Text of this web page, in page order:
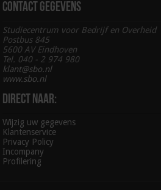
Contact gegevens
Studiecentrum voor Bedrijf en Overheid
Postbus 845
5600 AV Eindhoven
Tel. 040 - 2 974 980
klant@sbo.nl
www.sbo.nl
Direct naar:
Wijzig uw gegevens
Klantenservice
Privacy Policy
Incompany
Profilering